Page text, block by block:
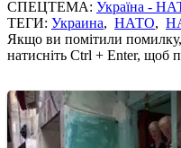
СПЕЦТЕМА: Україна -
ТЕГИ: Украина, НАТО,
Якщо ви помітили помилку,
натисніть Ctrl + Enter, щоб